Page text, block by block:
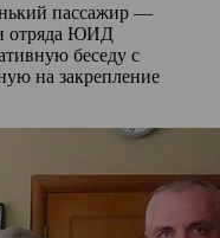
пассажир —
отряда ЮИД
беседу с
на закрепление